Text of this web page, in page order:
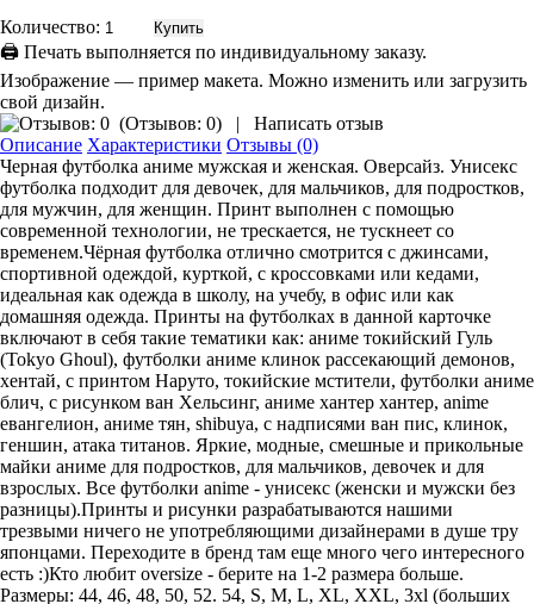
Количество:
🖨 Печать выполняется по индивидуальному заказу.
Изображение — пример макета. Можно изменить или загрузить
свой дизайн.
(Отзывов: 0) |
Написать отзыв
Описание Характеристики Отзывы (0)
Черная футболка аниме мужская и женская. Оверсайз. Унисекс
футболка подходит для девочек, для мальчиков, для подростков,
для мужчин, для женщин. Принт выполнен с помощью
современной технологии, не трескается, не тускнеет со
временем.Чёрная футболка отлично смотрится с джинсами,
спортивной одеждой, курткой, с кроссовками или кедами,
идеальная как одежда в школу, на учебу, в офис или как
домашняя одежда. Принты на футболках в данной карточке
включают в себя такие тематики как: аниме токийский Гуль
(Tokyo Ghoul), футболки аниме клинок рассекающий демонов,
хентай, с принтом Наруто, токийские мстители, футболки аниме
блич, с рисунком ван Хельсинг, аниме хантер хантер, anime
евангелион, аниме тян, shibuya, с надписями ван пис, клинок,
геншин, атака титанов. Яркие, модные, смешные и прикольные
майки аниме для подростков, для мальчиков, девочек и для
взрослых. Все футболки anime - унисекс (женски и мужски без
разницы).Принты и рисунки разрабатываются нашими
трезвыми ничего не употребляющими дизайнерами в душе тру
японцами. Переходите в бренд там еще много чего интересного
есть :)Кто любит oversize - берите на 1-2 размера больше.
Размеры: 44, 46, 48, 50, 52. 54, S, M, L, XL, XXL, 3xl (больших